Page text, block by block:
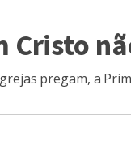
Cristo
pregam, a